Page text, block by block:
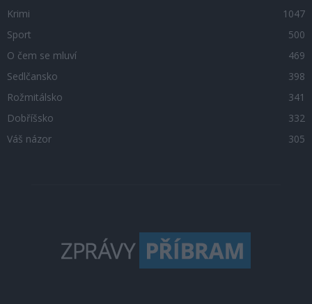
Krimi
1047
Sport
500
O čem se mluví
469
Sedlčansko
398
Rožmitálsko
341
Dobříšsko
332
Váš názor
305